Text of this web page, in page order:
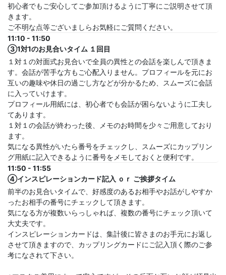
初心者でもご安心してご参加頂けるように丁寧にご説明させて頂
きます。
ご不明な点等ございましらお気軽にご質問ください。
11:10 - 11:50
③1対1のお見合いタイム １回目
１対１の対面式お見合いで全員の異性との会話を楽しんで頂きま
す。会話が苦手な方もご心配入りません。プロフィールを元にお
互いの趣味や休日の過ごし方などが分かるため、スムーズに会話
に入っていけます。
プロフィール用紙には、初心者でも会話が困らないように工夫し
てあります。
１対１の会話が終わった後、メモのお時間を少々ご用意しており
ます。
気になる異性がいたら番号をチェックし、スムーズにカップリン
グ用紙に記入できるように番号をメモしておくと便利です。
11:50 - 11:55
④インスピレーションカード記入 ｏｒ ご挨拶タイム
前半のお見合いタイムで、好感度のあるお相手やお話がしやすか
ったお相手の番号にチェックして頂きます。
気になる方が複数いらっしゃれば、複数の番号にチェック頂いて
大丈夫です。
インスピレーションカードは、集計後に皆さまのお手元にお返し
させて頂きますので、カップリングカードにご記入頂く際のご参
考になされて下さい。